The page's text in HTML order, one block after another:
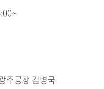
주공장 김병국